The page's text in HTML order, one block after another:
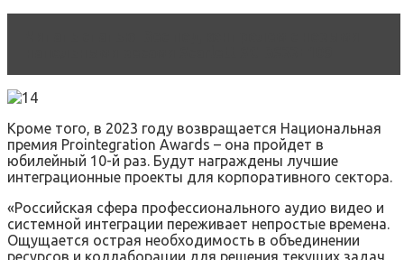
Кроме того, в 2023 году возвращается Национальная
премия Prointegration Awards – она пройдет в
юбилейный 10-й раз. Будут награждены лучшие
интеграционные проекты для корпоративного сектора.
«Российская сфера профессионального аудио видео и
системной интеграции переживает непростые времена.
Ощущается острая необходимость в объединении
ресурсов и коллаборации для решения текущих задач,